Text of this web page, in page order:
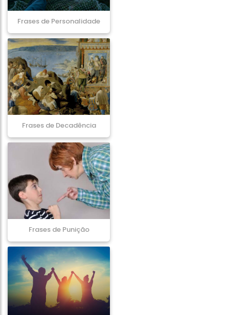
Frases de Personalidade
Frases de Decadência
Frases de Punição